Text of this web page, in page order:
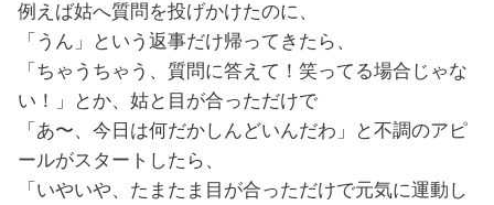
例えば姑へ質問を投げかけたのに、
「うん」という返事だけ帰ってきたら、
「ちゃうちゃう、質問に答えて！笑ってる場合じゃな
い！」とか、姑と目が合っただけで
「あ〜、今日は何だかしんどいんだわ」と不調のアピ
ールがスタートしたら、
「いやいや、たまたま目が合っただけで元気に運動し